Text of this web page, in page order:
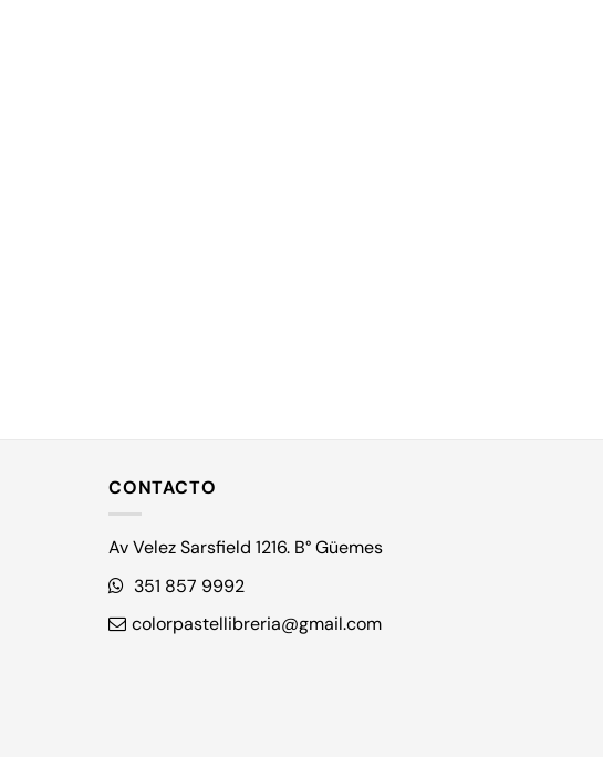
CONTACTO
Av Velez Sarsfield 1216. B° Güemes
351 857 9992
colorpastellibreria@gmail.com